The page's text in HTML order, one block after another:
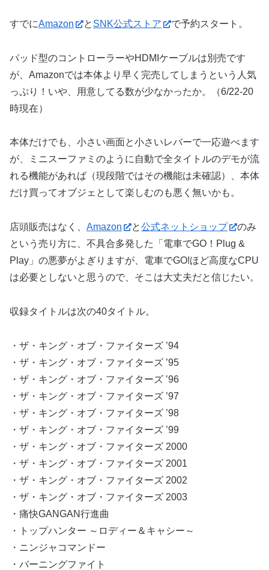
すでにAmazon と SNK公式ストア で予約スタート。
パッド型のコントローラーやHDMIケーブルは別売です
が、Amazonでは本体より早く完売してしまうという人気
っぷり！いや、用意してる数が少なかったか。（6/22-20
時現在）
本体だけでも、小さい画面と小さいレバーで一応遊べます
が、ミニスーファミのように自動で全タイトルのデモが流
れる機能があれば（現段階ではその機能は未確認）、本体
だけ買ってオブジェとして楽しむのも悪く無いかも。
店頭販売はなく、 Amazon と公式ネットショップ
のみ
という売り方に、不具合多発した「電車でGO！Plug &
Play」の悪夢がよぎりますが、電車でGO!ほど高度なCPU
は必要としないと思うので、そこは大丈夫だと信じたい。
収録タイトルは次の40タイトル。
・ザ・キング・オブ・ファイターズ ’94
・ザ・キング・オブ・ファイターズ ’95
・ザ・キング・オブ・ファイターズ ’96
・ザ・キング・オブ・ファイターズ ’97
・ザ・キング・オブ・ファイターズ ’98
・ザ・キング・オブ・ファイターズ ’99
・ザ・キング・オブ・ファイターズ 2000
・ザ・キング・オブ・ファイターズ 2001
・ザ・キング・オブ・ファイターズ 2002
・ザ・キング・オブ・ファイターズ 2003
・痛快GANGAN行進曲
・トップハンター ～ロディー＆キャシー～
・ニンジャコマンドー
・バーニングファイト